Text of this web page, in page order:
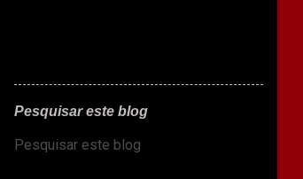
Pesquisar este blog